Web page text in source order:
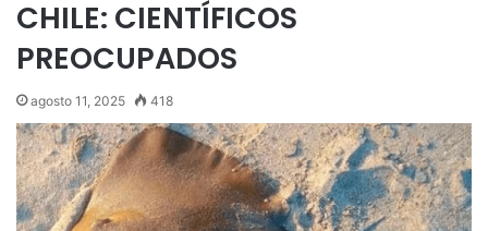
CHILE: CIENTÍFICOS
PREOCUPADOS
agosto 11, 2025 418